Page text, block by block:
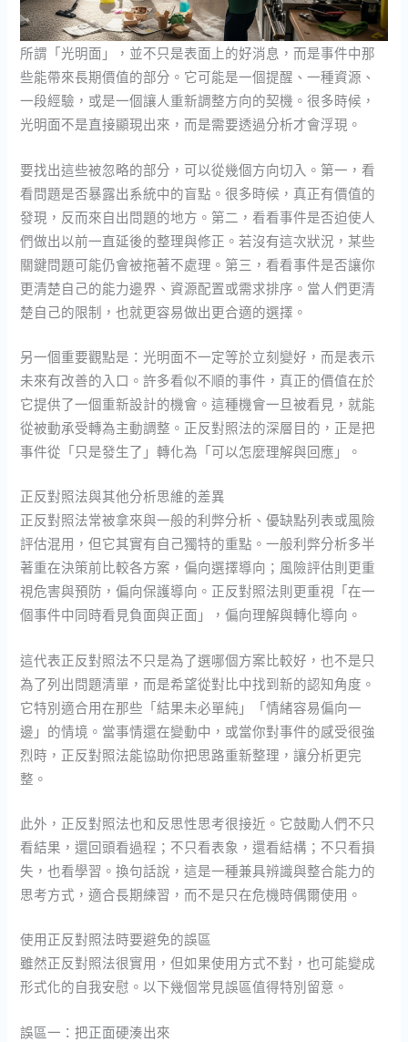
所謂「光明面」，並不只是表面上的好消息，而是事件中那
些能帶來長期價值的部分。它可能是一個提醒、一種資源、
一段經驗，或是一個讓人重新調整方向的契機。很多時候，
光明面不是直接顯現出來，而是需要透過分析才會浮現。
要找出這些被忽略的部分，可以從幾個方向切入。第一，看
看問題是否暴露出系統中的盲點。很多時候，真正有價值的
發現，反而來自出問題的地方。第二，看看事件是否迫使人
們做出以前一直延後的整理與修正。若沒有這次狀況，某些
關鍵問題可能仍會被拖著不處理。第三，看看事件是否讓你
更清楚自己的能力邊界、資源配置或需求排序。當人們更清
楚自己的限制，也就更容易做出更合適的選擇。
另一個重要觀點是：光明面不一定等於立刻變好，而是表示
未來有改善的入口。許多看似不順的事件，真正的價值在於
它提供了一個重新設計的機會。這種機會一旦被看見，就能
從被動承受轉為主動調整。正反對照法的深層目的，正是把
事件從「只是發生了」轉化為「可以怎麼理解與回應」。
正反對照法與其他分析思維的差異
正反對照法常被拿來與一般的利弊分析、優缺點列表或風險
評估混用，但它其實有自己獨特的重點。一般利弊分析多半
著重在決策前比較各方案，偏向選擇導向；風險評估則更重
視危害與預防，偏向保護導向。正反對照法則更重視「在一
個事件中同時看見負面與正面」，偏向理解與轉化導向。
這代表正反對照法不只是為了選哪個方案比較好，也不是只
為了列出問題清單，而是希望從對比中找到新的認知角度。
它特別適合用在那些「結果未必單純」「情緒容易偏向一
邊」的情境。當事情還在變動中，或當你對事件的感受很強
烈時，正反對照法能協助你把思路重新整理，讓分析更完
整。
此外，正反對照法也和反思性思考很接近。它鼓勵人們不只
看結果，還回頭看過程；不只看表象，還看結構；不只看損
失，也看學習。換句話說，這是一種兼具辨識與整合能力的
思考方式，適合長期練習，而不是只在危機時偶爾使用。
使用正反對照法時要避免的誤區
雖然正反對照法很實用，但如果使用方式不對，也可能變成
形式化的自我安慰。以下幾個常見誤區值得特別留意。
誤區一：把正面硬湊出來